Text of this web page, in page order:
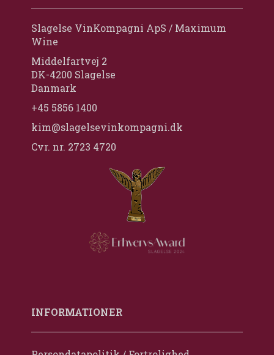
Slagelse VinKompagni ApS / Maximum
Wine
Middelfartvej 2
DK-4200 Slagelse
Danmark
+45 5856 1400
kim@slagelsevinkompagni.dk
Cvr. nr. 2723 4720
INFORMATIONER